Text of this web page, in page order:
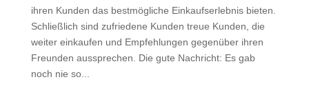
ihren Kunden das bestmögliche Einkaufserlebnis bieten.
Schließlich sind zufriedene Kunden treue Kunden, die
weiter einkaufen und Empfehlungen gegenüber ihren
Freunden aussprechen. Die gute Nachricht: Es gab
noch nie so...